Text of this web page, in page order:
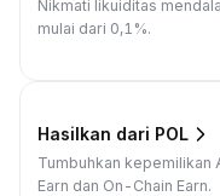
Nikmati likuiditas
mulai dari 0,1%.
Hasilkan dari POL
Tumbuhkan kepemilikan
Earn dan On-Chain Earn.